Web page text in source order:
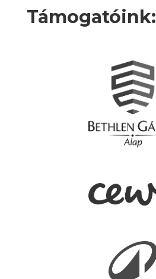
Támogatóink: